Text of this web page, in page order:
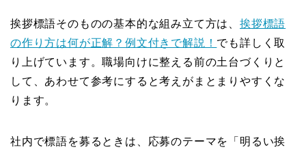
挨拶標語そのものの基本的な組み立て方は、 挨拶標語
の作り方は何が正解？例文付きで解説！ でも詳しく取
り上げています。職場向けに整える前の土台づくりと
して、あわせて参考にすると考えがまとまりやすくな
ります。
社内で標語を募るときは、応募のテーマを「明るい挨